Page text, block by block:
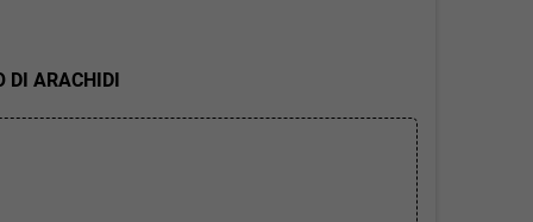
DI ARACHIDI